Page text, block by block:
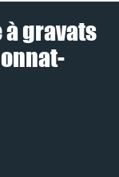
à gravats